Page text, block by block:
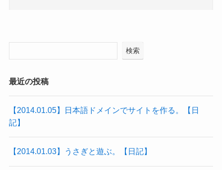
検索
最近の投稿
【2014.01.05】日本語ドメインでサイトを作る。【日
記】
【2014.01.03】うさぎと遊ぶ。【日記】